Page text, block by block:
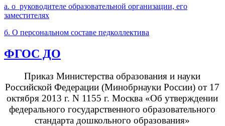
а. о руководителе образовательной организации, его
заместителях
б. О персональном составе педколлектива
ФГОС ДО
Приказ Министерства образования и науки
Российской Федерации (Минобрнауки России) от 17
октября 2013 г. N 1155 г. Москва «Об утверждении
федерального государственного образовательного
стандарта дошкольного образования»